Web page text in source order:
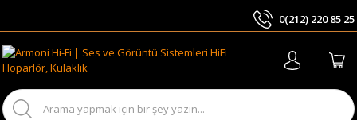
0(212) 220 85 25